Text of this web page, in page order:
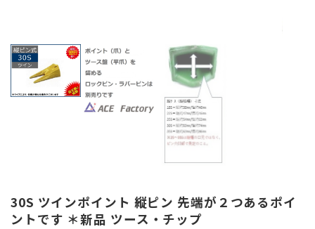
30S ツインポイント 縦ピン 先端が２つあるポイ
ントです ＊新品 ツース・チップ